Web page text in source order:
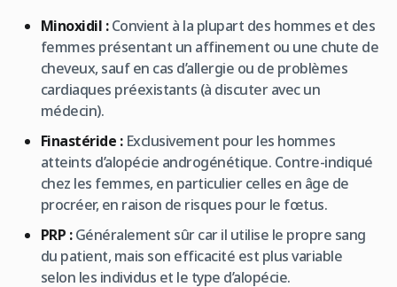
Minoxidil :Convient à la plupart des hommes et des
femmes présentant un affinement ou une chute de
cheveux, sauf en cas d’allergie ou de problèmes
cardiaques préexistants (à discuter avec un
médecin).
Finastéride :Exclusivement pour les hommes
atteints d’alopécie androgénétique. Contre-indiqué
chez les femmes, en particulier celles en âge de
procréer, en raison de risques pour le fœtus.
PRP :Généralement sûr car il utilise le propre sang
du patient, mais son efficacité est plus variable
selon les individus et le type d’alopécie.